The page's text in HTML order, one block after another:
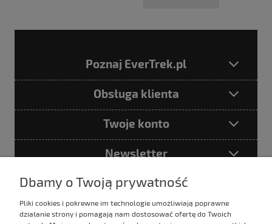
Poznaj EverTrek.pl
Obsługa klienta
Twoje konto
Newsletter
Podając adres e-mail akceptujesz
Politykę prywatności
Dbamy o Twoją prywatność
Pliki cookies i pokrewne im technologie umożliwiają poprawne
działanie strony i pomagają nam dostosować ofertę do Twoich